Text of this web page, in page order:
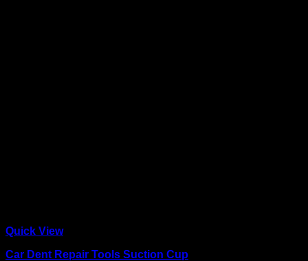
Quick View
Car Dent Repair Tools Suction Cup